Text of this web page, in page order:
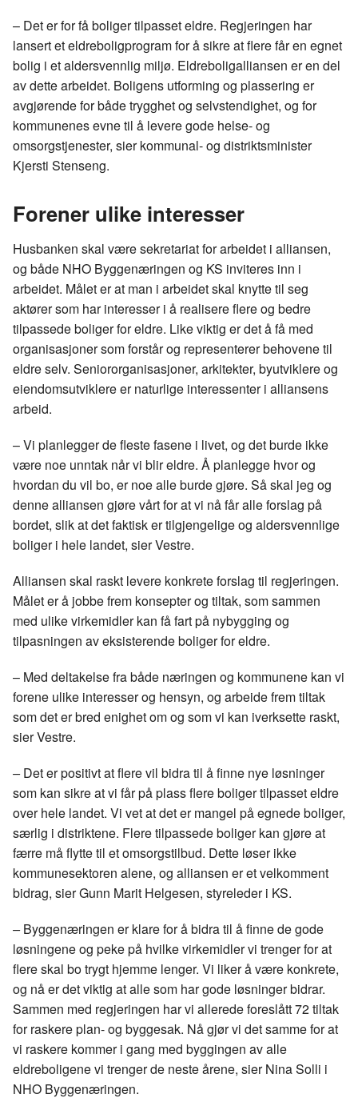
– Det er for få boliger tilpasset eldre. Regjeringen har
lansert et eldreboligprogram for å sikre at flere får en egnet
bolig i et aldersvennlig miljø. Eldreboligalliansen er en del
av dette arbeidet. Boligens utforming og plassering er
avgjørende for både trygghet og selvstendighet, og for
kommunenes evne til å levere gode helse- og
omsorgstjenester, sier kommunal- og distriktsminister
Kjersti Stenseng.
Forener ulike interesser
Husbanken skal være sekretariat for arbeidet i alliansen,
og både NHO Byggenæringen og KS inviteres inn i
arbeidet. Målet er at man i arbeidet skal knytte til seg
aktører som har interesser i å realisere flere og bedre
tilpassede boliger for eldre. Like viktig er det å få med
organisasjoner som forstår og representerer behovene til
eldre selv. Seniororganisasjoner, arkitekter, byutviklere og
eiendomsutviklere er naturlige interessenter i alliansens
arbeid.
– Vi planlegger de fleste fasene i livet, og det burde ikke
være noe unntak når vi blir eldre. Å planlegge hvor og
hvordan du vil bo, er noe alle burde gjøre. Så skal jeg og
denne alliansen gjøre vårt for at vi nå får alle forslag på
bordet, slik at det faktisk er tilgjengelige og aldersvennlige
boliger i hele landet, sier Vestre.
Alliansen skal raskt levere konkrete forslag til regjeringen.
Målet er å jobbe frem konsepter og tiltak, som sammen
med ulike virkemidler kan få fart på nybygging og
tilpasningen av eksisterende boliger for eldre.
– Med deltakelse fra både næringen og kommunene kan vi
forene ulike interesser og hensyn, og arbeide frem tiltak
som det er bred enighet om og som vi kan iverksette raskt,
sier Vestre.
–Det er positivt at flere vil bidra til å finne nye løsninger
som kan sikre at vi får på plass flere boliger tilpasset eldre
over hele landet. Vi vet at det er mangel på egnede boliger,
særlig i distriktene. Flere tilpassede boliger kan gjøre at
færre må flytte til et omsorgstilbud. Dette løser ikke
kommunesektoren alene, og alliansen er et velkomment
bidrag, sier Gunn Marit Helgesen, styreleder i KS.
–Byggenæringen er klare for å bidra til å finne de gode
løsningene og peke på hvilke virkemidler vi trenger for at
flere skal bo trygt hjemme lenger. Vi liker å være konkrete,
og nå er det viktig at alle som har gode løsninger bidrar.
Sammen med regjeringen har vi allerede foreslått 72 tiltak
for raskere plan- og byggesak. Nå gjør vi det samme for at
vi raskere kommer i gang med byggingen av alle
eldreboligene vi trenger de neste årene, sier Nina Solli i
NHO Byggenæringen.